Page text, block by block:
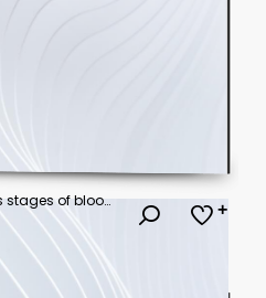
Vector of red roses in various stages of bloom on a dark background.